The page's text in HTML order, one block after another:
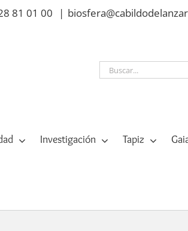
81 01 00 |
Buscar:
Investigación Tapiz